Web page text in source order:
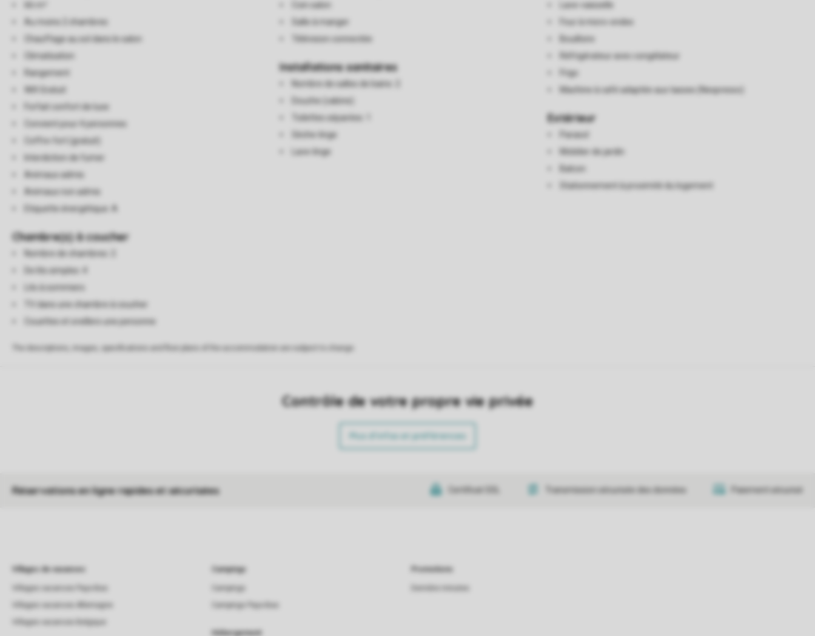
Au moins 2 chambres
Chauffage au sol dans le salon
Climatisation
Rangement
Wifi Gratuit
Forfait confort de luxe
Convient pour 4 personnes
Coffre-fort (gratuit)
Interdiction de fumer
Animaux admis
Animaux non admis
Etiquette énergétique: A
Chambre(s) à coucher
Nombre de chambres: 2
De lits simples: 4
Lits à sommiers
TV dans une chambre à coucher
Couettes et oreillers une personne
Coin salon
Salle à manger
Télévision connectée
Installations sanitaires
Nombre de salles de bains: 2
Douche (cabine)
Toilettes séparées: 1
Sèche-linge
Lave-linge
Lave-vaisselle
Four à micro-ondes
Bouilloire
Réfrigérateur avec congélateur
Frigo
Machine à café adaptée aux tasses (Nespresso)
Extérieur
Parasol
Mobilier de jardin
Balcon
Stationnement à proximité du logement
Contrôle de votre propre vie privée
Plus d’infos et préférences
Réservations en ligne rapides et sécurisées Certificat SSL Transmission sécurisée des données Paiement sécurisé
Villages de vacances Campings
Hébergement